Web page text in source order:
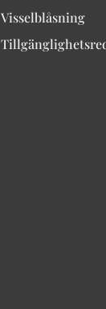
Visselblåsning